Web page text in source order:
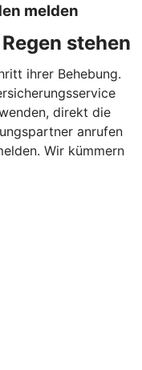
melden
stehen
ihrer Behebung.
direkt die
anrufen
Wir kümmern